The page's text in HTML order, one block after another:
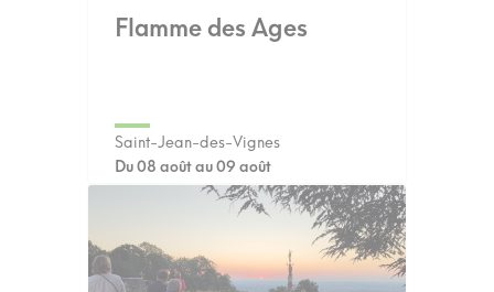
Flamme des Ages
Saint-Jean-des-Vignes
Du 08 août au 09 août